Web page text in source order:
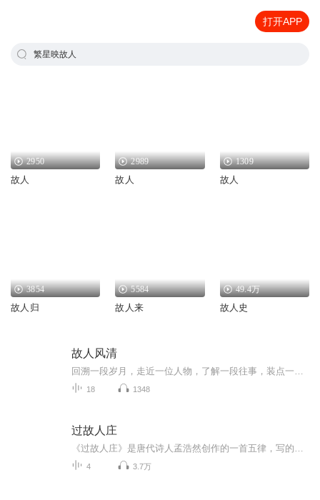
打开APP
繁星映故人
2950
故人
2989
故人
1309
故人
3854
故人归
5584
故人来
49.4万
故人史
故人风清
18 1348
过故人庄
4 3.7万